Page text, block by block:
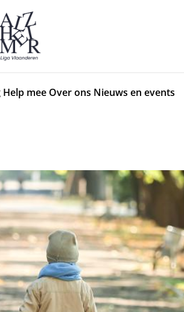
Help mee Over ons Nieuws en events